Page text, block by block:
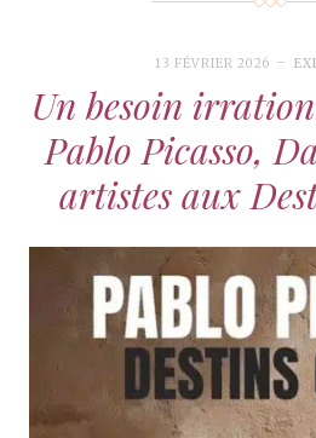
13 FÉVRIER 2026
Un besoin
Pablo Picasso,
artistes aux